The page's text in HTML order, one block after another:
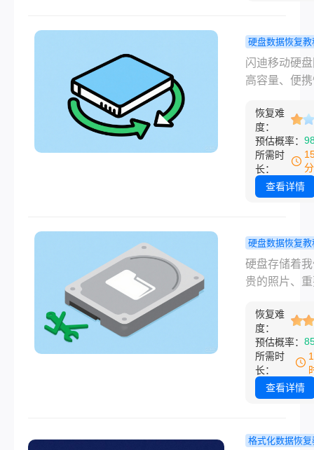
大类高效恢
法，涵盖从
作到专业级
回丢失数据。
段恢复（前
被新数据覆
那么u盘怎么
除文件呢？
系统梳理 U
恢复的 5 大
法，帮助用
化挽回丢失
硬盘数据恢复教
迪移动硬盘
怎么恢复？
解！
闪迪移动硬
高容量、便
用户存储重
的首选工具
而，误删文
式化操作后
恢复并非总
呢？本文将
绍闪迪移动
除数据恢复
高效方法，
户高效找回
数据。
恢复难
度：
预估概率：
所需时
长：
查看详情
硬盘数据恢复教
盘坏了怎么
复？一般多
的一切!
硬盘存储着
贵的照片、
音乐和视频
旦它“罢工”
虑感实在难
容。那么硬
怎么修复一
读硬盘故障
恢复难
度：
预估概率：
所需时
长：
查看详情
格式化数据恢复